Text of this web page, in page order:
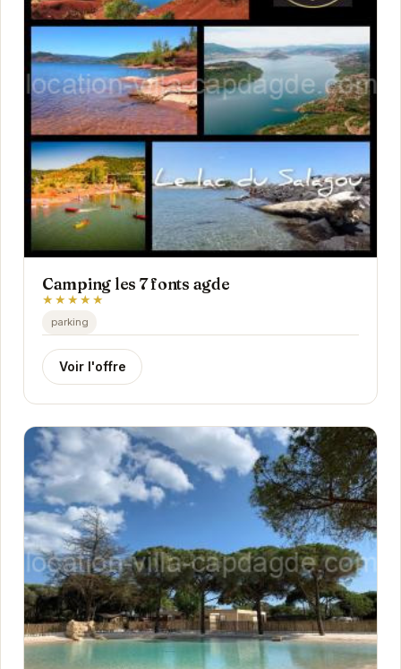
Camping les 7 fonts agde
★★★★★
parking
Voir l'offre